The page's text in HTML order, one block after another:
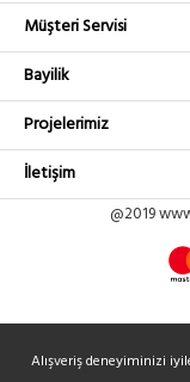
Müşteri Servisi
Bayilik
Projelerimiz
İletişim
@2019
Alışveriş deneyiminizi